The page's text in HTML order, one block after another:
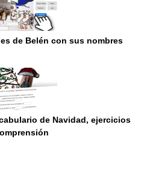
de Belén con sus nombres
de Navidad, ejercicios